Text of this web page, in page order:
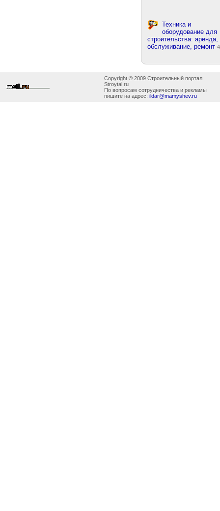
Техника и
оборудование для
строительства: аренда,
обслуживание, ремонт
Copyright © 2009 Строительный портал
Stroytal.ru
По вопросам сотрудничества и рекламы
пишите на адрес: ildar@mamyshev.ru